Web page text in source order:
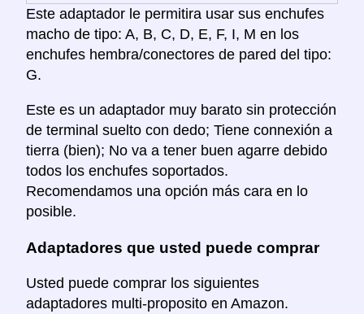
Este adaptador le permitira usar sus enchufes
macho de tipo: A, B, C, D, E, F, I, M en los
enchufes hembra/conectores de pared del tipo:
G.
Este es un adaptador muy barato sin protección
de terminal suelto con dedo; Tiene connexión a
tierra (bien); No va a tener buen agarre debido
todos los enchufes soportados.
Recomendamos una opción más cara en lo
posible.
Adaptadores que usted puede comprar
Usted puede comprar los siguientes
adaptadores multi-proposito en Amazon.